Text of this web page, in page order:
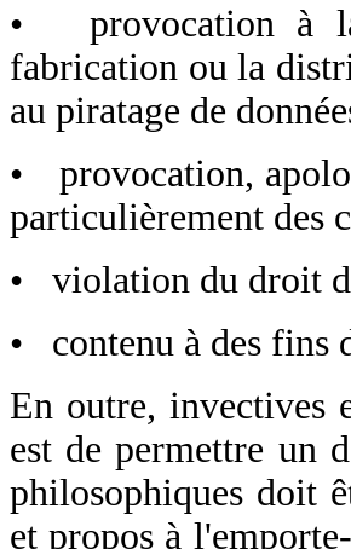
• provocation à la
fabrication ou la
au piratage de
• provocation,
particulièrement des
• violation du droit
• contenu à des fins
En outre, invectives
est de permettre un
philosophiques doit
et propos à